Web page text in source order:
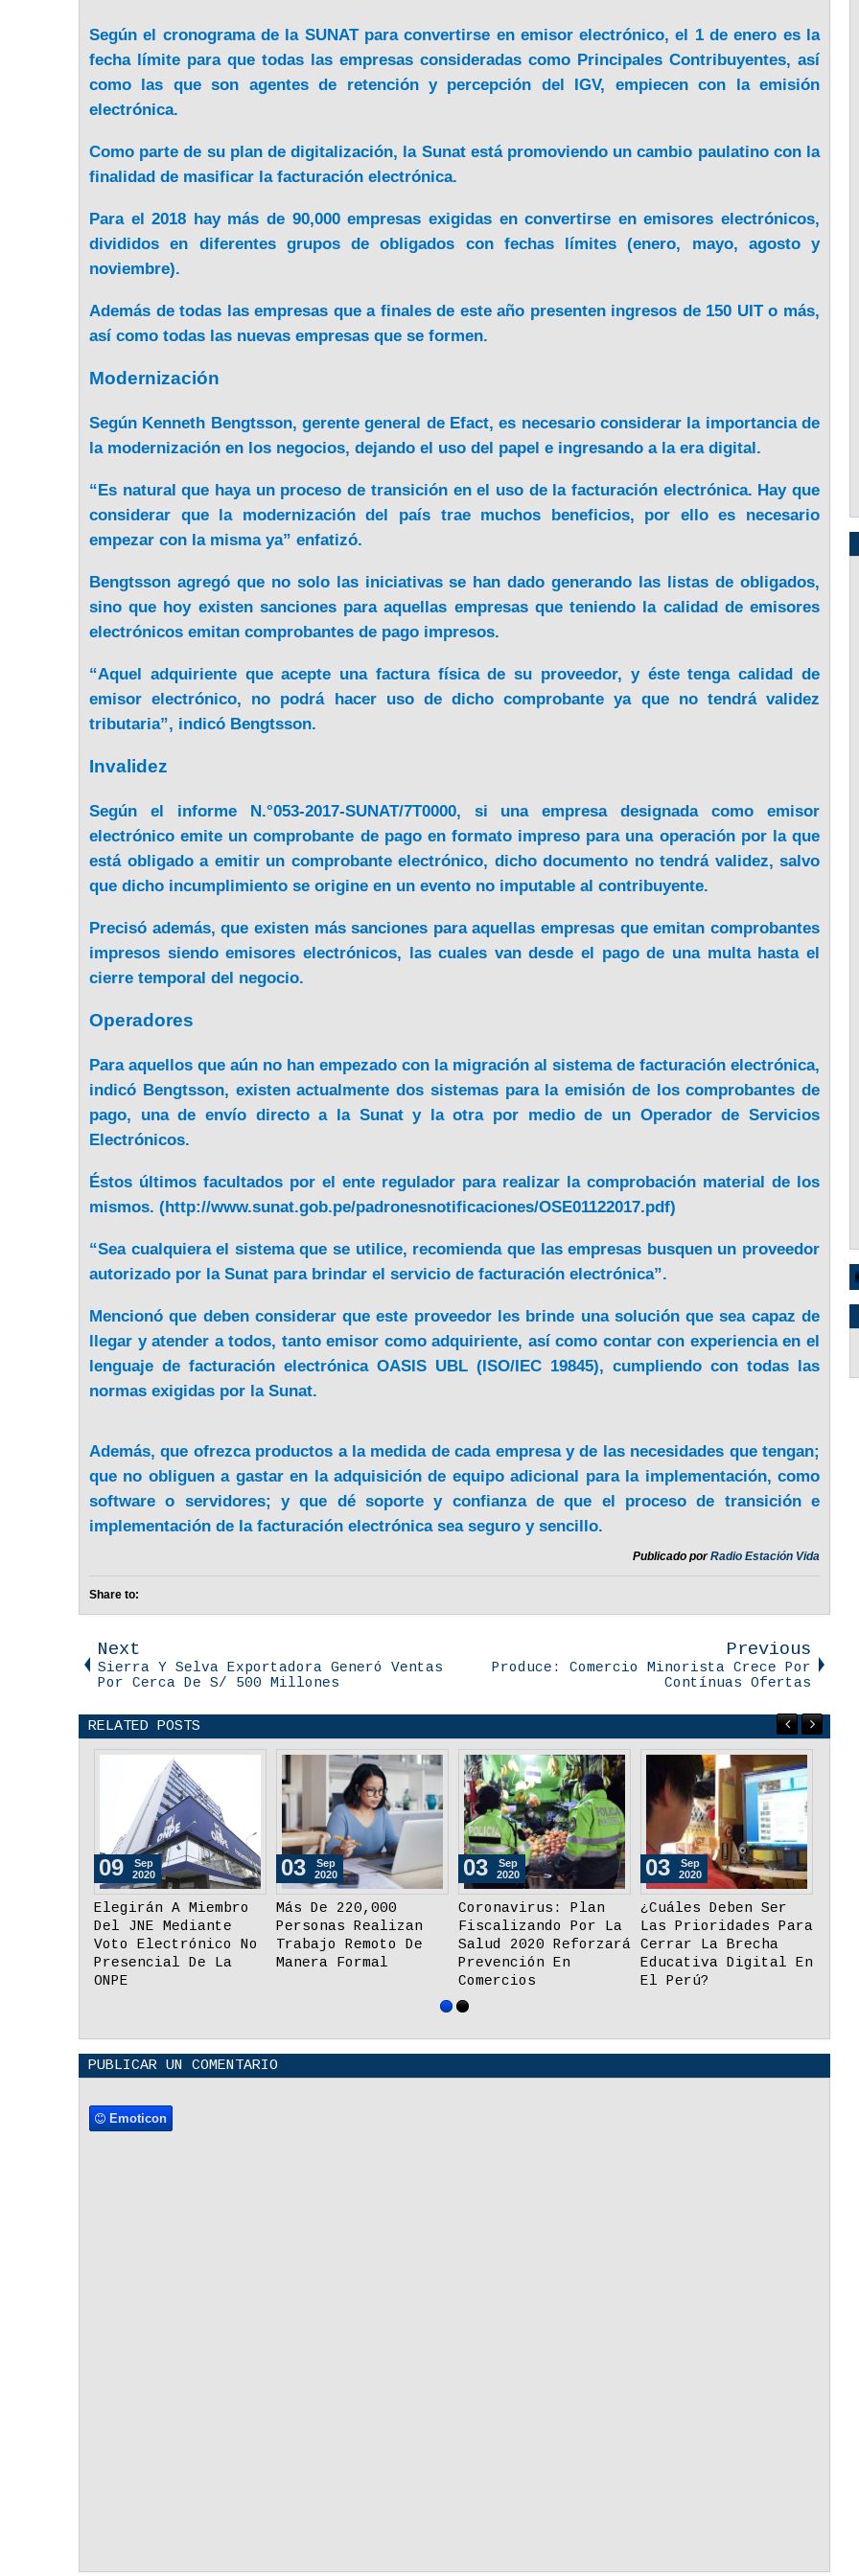
Según el cronograma de la SUNAT para convertirse en emisor electrónico, el 1 de enero es la
fecha límite para que todas las empresas consideradas como Principales Contribuyentes, así
como las que son agentes de retención y percepción del IGV, empiecen con la emisión
electrónica.
Como parte de su plan de digitalización, la Sunat está promoviendo un cambio paulatino con la
finalidad de masificar la facturación electrónica.
Para el 2018 hay más de 90,000 empresas exigidas en convertirse en emisores electrónicos,
divididos en diferentes grupos de obligados con fechas límites (enero, mayo, agosto y
noviembre).
Además de todas las empresas que a finales de este año presenten ingresos de 150 UIT o más,
así como todas las nuevas empresas que se formen.
Modernización
Según Kenneth Bengtsson, gerente general de Efact, es necesario considerar la importancia de
la modernización en los negocios, dejando el uso del papel e ingresando a la era digital.
“Es natural que haya un proceso de transición en el uso de la facturación electrónica. Hay que
considerar que la modernización del país trae muchos beneficios, por ello es necesario
empezar con la misma ya” enfatizó.
Bengtsson agregó que no solo las iniciativas se han dado generando las listas de obligados,
sino que hoy existen sanciones para aquellas empresas que teniendo la calidad de emisores
electrónicos emitan comprobantes de pago impresos.
“Aquel adquiriente que acepte una factura física de su proveedor, y éste tenga calidad de
emisor electrónico, no podrá hacer uso de dicho comprobante ya que no tendrá validez
tributaria”, indicó Bengtsson.
Invalidez
Según el informe N.°053-2017-SUNAT/7T0000, si una empresa designada como emisor
electrónico emite un comprobante de pago en formato impreso para una operación por la que
está obligado a emitir un comprobante electrónico, dicho documento no tendrá validez, salvo
que dicho incumplimiento se origine en un evento no imputable al contribuyente.
Precisó además, que existen más sanciones para aquellas empresas que emitan comprobantes
impresos siendo emisores electrónicos, las cuales van desde el pago de una multa hasta el
cierre temporal del negocio.
Operadores
Para aquellos que aún no han empezado con la migración al sistema de facturación electrónica,
indicó Bengtsson, existen actualmente dos sistemas para la emisión de los comprobantes de
pago, una de envío directo a la Sunat y la otra por medio de un Operador de Servicios
Electrónicos.
Éstos últimos facultados por el ente regulador para realizar la comprobación material de los
mismos. (http://www.sunat.gob.pe/padronesnotificaciones/OSE01122017.pdf)
“Sea cualquiera el sistema que se utilice, recomienda que las empresas busquen un proveedor
autorizado por la Sunat para brindar el servicio de facturación electrónica”.
Mencionó que deben considerar que este proveedor les brinde una solución que sea capaz de
llegar y atender a todos, tanto emisor como adquiriente, así como contar con experiencia en el
lenguaje de facturación electrónica OASIS UBL (ISO/IEC 19845), cumpliendo con todas las
normas exigidas por la Sunat.
Además, que ofrezca productos a la medida de cada empresa y de las necesidades que tengan;
que no obliguen a gastar en la adquisición de equipo adicional para la implementación, como
software o servidores; y que dé soporte y confianza de que el proceso de transición e
implementación de la facturación electrónica sea seguro y sencillo.
Publicado porRadio Estación Vida
Share to:
Next
Sierra Y Selva Exportadora Generó Ventas
Por Cerca De S/ 500 Millones
Previous
Produce: Comercio Minorista Crece Por
Contínuas Ofertas
RELATED POSTS
Elegirán A Miembro
Del JNE Mediante
Voto Electrónico No
Presencial De La
ONPE
09
Sep
2020
Más De 220,000
Personas Realizan
Trabajo Remoto De
Manera Formal
03
Sep
2020
Coronavirus: Plan
Fiscalizando Por La
Salud 2020 Reforzará
Prevención En
Comercios
03
Sep
2020
¿Cuáles Deben Ser
Las Prioridades Para
Cerrar La Brecha
Educativa Digital En
El Perú?
03
Sep
2020
PUBLICAR UN COMENTARIO
Emoticon